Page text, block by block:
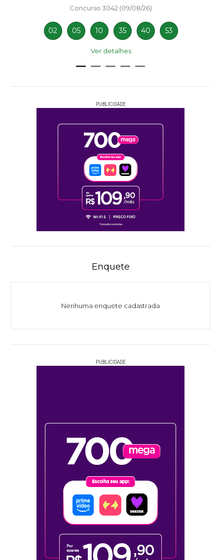
Concurso 3042 (09/08/26)
02 05 10 35 40 53
Ver detalhes
PUBLICIDADE
Enquete
Nenhuma enquete cadastrada
PUBLICIDADE